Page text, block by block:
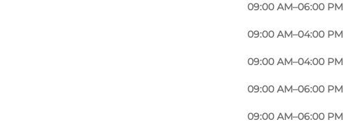
09:00 AM–06:00 PM
09:00 AM–04:00 PM
09:00 AM–04:00 PM
09:00 AM–06:00 PM
09:00 AM–06:00 PM